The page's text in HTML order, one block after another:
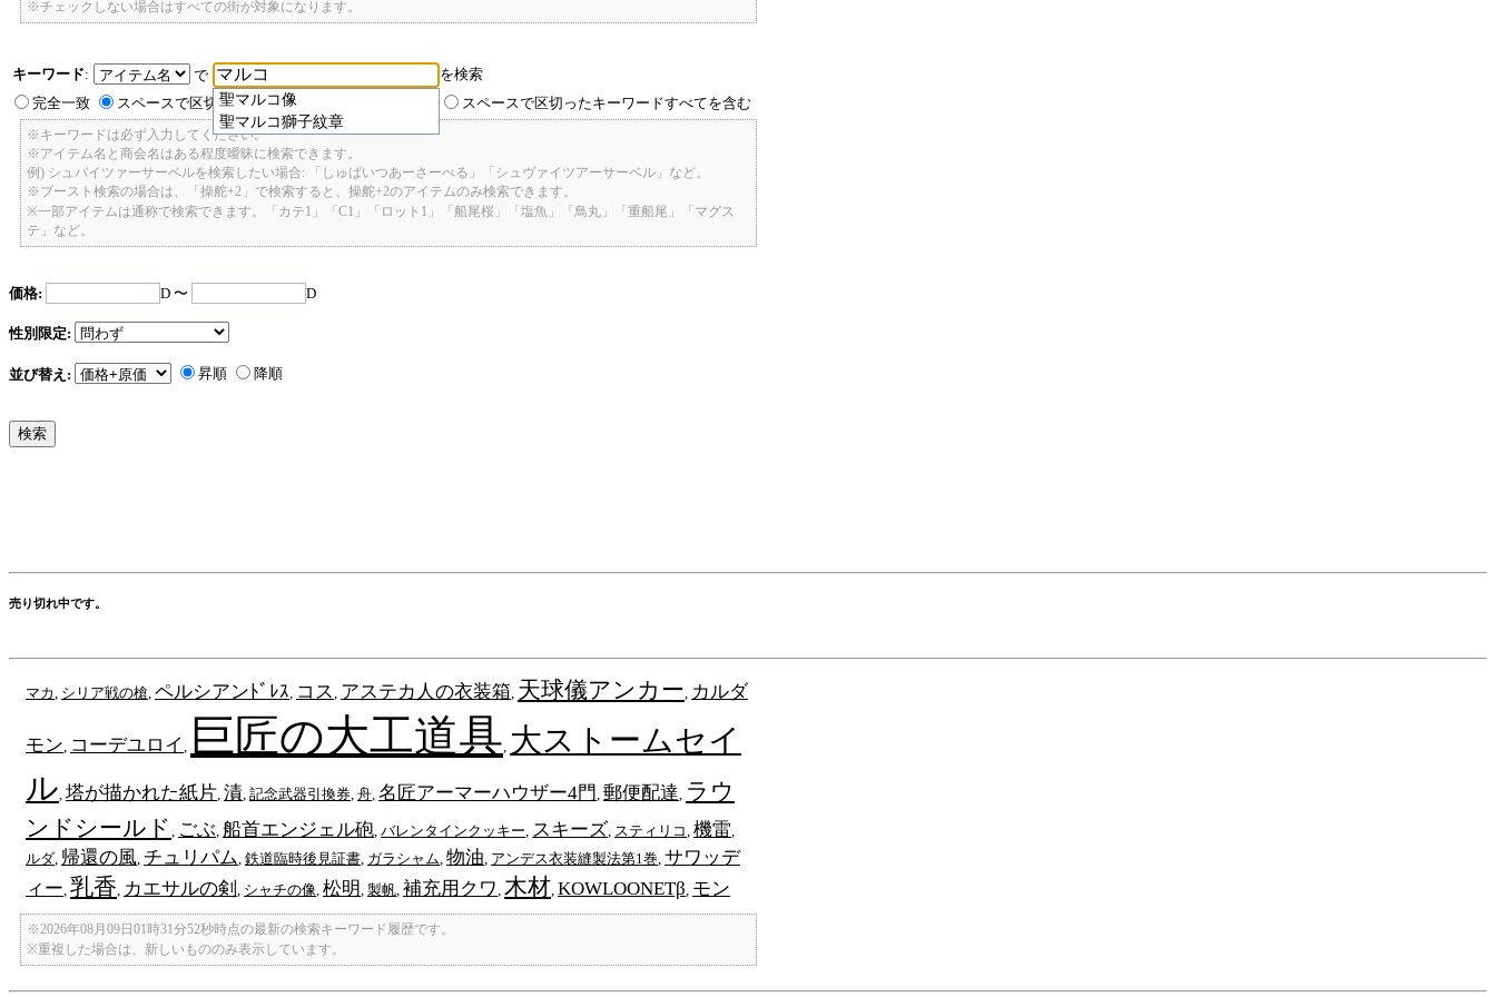
※チェックしない場合はすべての街が対象になります。
キーワード:
で
聖マルコ像
聖マルコ獅子紋章
を検索
完全一致
スペースで区切ったキーワードのいずれかを含む スペースで区切ったキーワードすべてを含む
※キーワードは必ず入力してください。
※アイテム名と商会名はある程度曖昧に検索できます。
例) シュバイツァーサーベルを検索したい場合: 「しゅばいつあーさーべる」「シュヴァイツアーサーベル」など。
※ブースト検索の場合は、「操舵+2」で検索すると、操舵+2のアイテムのみ検索できます。
※一部アイテムは通称で検索できます。「カテ1」「C1」「ロット1」「船尾桜」「塩魚」「鳥丸」「重船尾」「マグス
テ」など。
価格: D 〜 D
性別限定:
並び替え: 昇順 降順
売り切れ中です。
マカ シリア戦の槍 ペルシアンﾄﾞﾚｽ コス アステカ人の衣装箱 天球儀アンカー カルダ
モン コーデユロイ 巨匠の大工道具 大ストームセイ
ル 塔が描かれた紙片 漬 記念武器引換券 舟 名匠アーマーハウザー4門 郵便配達 ラウ
ンドシールド ごぶ 船首エンジェル砲 バレンタインクッキー スキーズ スティリコ 機雷
ルダ 帰還の風 チュリパム 鉄道臨時後見証書 ガラシャム 物油 アンデス衣装縫製法第1巻 サワッデ
ィー 乳香 カエサルの剣 シャチの像 松明 製帆 補充用クワ 木材 KOWLOONETβ モン
※2026年08月09日01時31分52秒時点の最新の検索キーワード履歴です。
※重複した場合は、新しいもののみ表示しています。